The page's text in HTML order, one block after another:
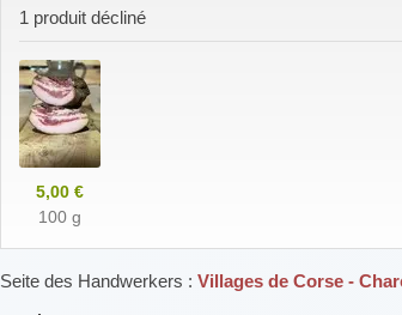
1 produit décliné
5,00 €
100 g
Seite des Handwerkers : Villages de Corse -